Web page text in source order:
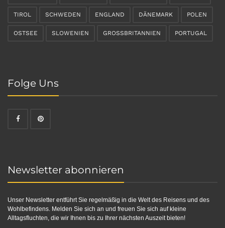
TIROL SCHWEDEN ENGLAND DÄNEMARK POLEN
OSTSEE SLOWENIEN GROSSBRITANNIEN PORTUGAL
Folge Uns
Newsletter abonnieren
Unser Newsletter entführt Sie regelmäßig in die Welt des Reisens und des
Wohlbefindens. Melden Sie sich an und freuen Sie sich auf kleine
Alltagsfluchten, die wir Ihnen bis zu Ihrer nächsten Auszeit bieten!